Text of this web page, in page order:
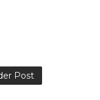
Post